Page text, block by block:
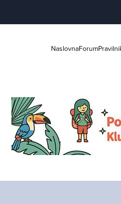
NaslovnaForum